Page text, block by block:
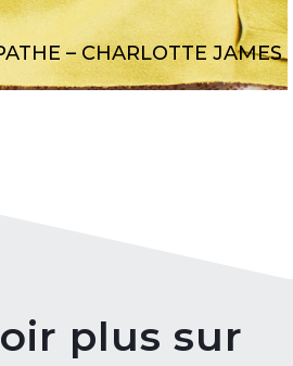
– CHARLOTTE JAMES
plus sur